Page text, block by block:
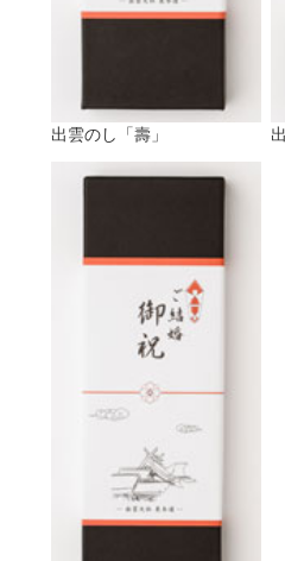
出雲のし「壽」